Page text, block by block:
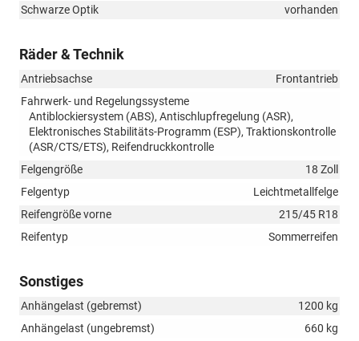
Schwarze Optik
vorhanden
Räder & Technik
Antriebsachse
Frontantrieb
Fahrwerk- und Regelungssysteme
Antiblockiersystem (ABS), Antischlupfregelung (ASR),
Elektronisches Stabilitäts-Programm (ESP), Traktionskontrolle
(ASR/CTS/ETS), Reifendruckkontrolle
Felgengröße
18 Zoll
Felgentyp
Leichtmetallfelge
Reifengröße vorne
215/45 R18
Reifentyp
Sommerreifen
Sonstiges
Anhängelast (gebremst)
1200 kg
Anhängelast (ungebremst)
660 kg